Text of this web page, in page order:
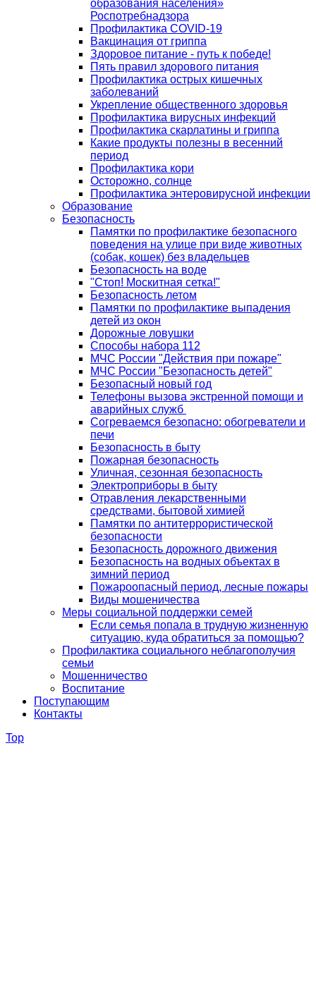
образования населения»
Роспотребнадзора
Профилактика COVID-19
Вакцинация от гриппа
Здоровое питание - путь к победе!
Пять правил здорового питания
Профилактика острых кишечных
заболеваний
Укрепление общественного здоровья
Профилактика вирусных инфекций
Профилактика скарлатины и гриппа
Какие продукты полезны в весенний
период
Профилактика кори
Осторожно, солнце
Профилактика энтеровирусной инфекции
Образование
Безопасность
Памятки по профилактике безопасного
поведения на улице при виде животных
(собак, кошек) без владельцев
Безопасность на воде
"Стоп! Москитная сетка!"
Безопасность летом
Памятки по профилактике выпадения
детей из окон
Дорожные ловушки
Способы набора 112
МЧС России "Действия при пожаре"
МЧС России "Безопасность детей"
Безопасный новый год
Телефоны вызова экстренной помощи и
аварийных служб
Согреваемся безопасно: обогреватели и
печи
Безопасность в быту
Пожарная безопасность
Уличная, сезонная безопасность
Электроприборы в быту
Отравления лекарственными
средствами, бытовой химией
Памятки по антитеррористической
безопасности
Безопасность дорожного движения
Безопасность на водных объектах в
зимний период
Пожароопасный период, лесные пожары
Виды мошеничества
Меры социальной поддержки семей
Если семья попала в трудную жизненную
ситуацию, куда обратиться за помощью?
Профилактика социального неблагополучия
семьи
Мошенничество
Воспитание
Поступающим
Контакты
Top